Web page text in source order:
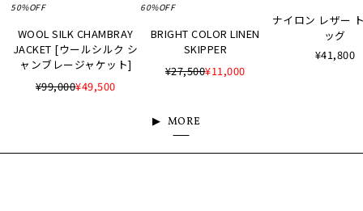
50%OFF
WOOL SILK CHAMBRAY
JACKET [ウールシルク シ
ャンブレージャケット]
¥99,000¥49,500
60%OFF
BRIGHT COLOR LINEN
SKIPPER
¥27,500¥11,000
ナイロン レザー
ッグ
¥41,800
MORE